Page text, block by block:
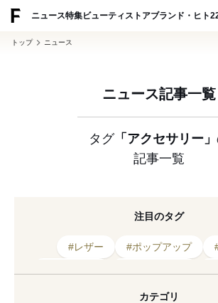
ニュース特集ビューティ ストアブランド・ヒト
トップ ニュース
ニュース記事一覧
タグ「アクセサリー」
記事一覧
注目のタグ
#レザー #ポップアップ
#ヘアアクセ
カテゴリ